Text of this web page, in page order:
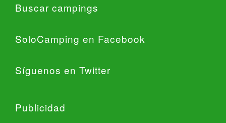
Buscar campings
SoloCamping en Facebook
Síguenos en Twitter
Publicidad